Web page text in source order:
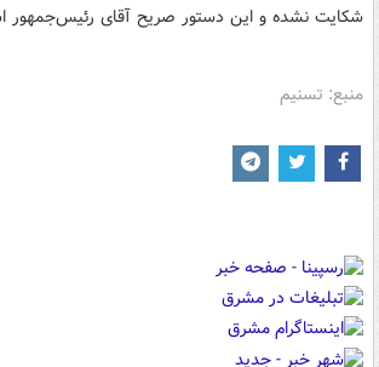
شکایت نشده و این دستور صریح آقای رئیس‌جمهور
منبع: تسنیم